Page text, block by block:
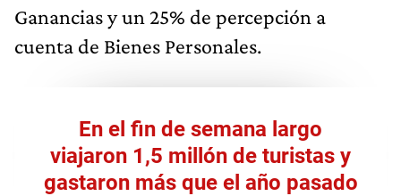
Ganancias y un 25% de percepción a
cuenta de Bienes Personales.
En el fin de semana largo
viajaron 1,5 millón de turistas y
gastaron más que el año pasado